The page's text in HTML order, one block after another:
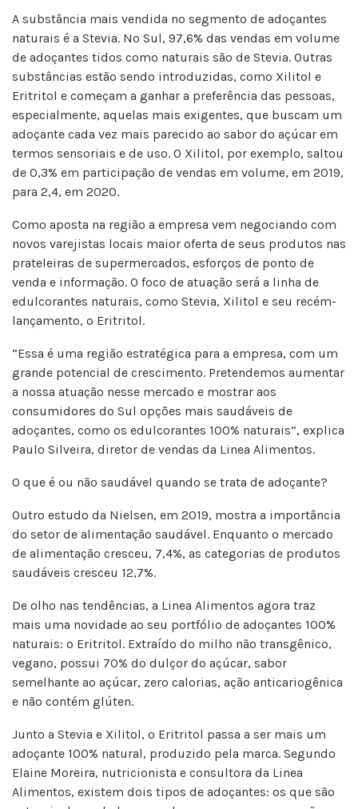
A substância mais vendida no segmento de adoçantes
naturais é a Stevia. No Sul, 97,6% das vendas em volume
de adoçantes tidos como naturais são de Stevia. Outras
substâncias estão sendo introduzidas, como Xilitol e
Eritritol e começam a ganhar a preferência das pessoas,
especialmente, aquelas mais exigentes, que buscam um
adoçante cada vez mais parecido ao sabor do açúcar em
termos sensoriais e de uso. O Xilitol, por exemplo, saltou
de 0,3% em participação de vendas em volume, em 2019,
para 2,4, em 2020.
Como aposta na região a empresa vem negociando com
novos varejistas locais maior oferta de seus produtos nas
prateleiras de supermercados, esforços de ponto de
venda e informação. O foco de atuação será a linha de
edulcorantes naturais, como Stevia, Xilitol e seu recém-
lançamento, o Eritritol.
“Essa é uma região estratégica para a empresa, com um
grande potencial de crescimento. Pretendemos aumentar
a nossa atuação nesse mercado e mostrar aos
consumidores do Sul opções mais saudáveis de
adoçantes, como os edulcorantes 100% naturais”, explica
Paulo Silveira, diretor de vendas da Linea Alimentos.
O que é ou não saudável quando se trata de adoçante?
Outro estudo da Nielsen, em 2019, mostra a importância
do setor de alimentação saudável. Enquanto o mercado
de alimentação cresceu, 7,4%, as categorias de produtos
saudáveis cresceu 12,7%.
De olho nas tendências, a Linea Alimentos agora traz
mais uma novidade ao seu portfólio de adoçantes 100%
naturais: o Eritritol. Extraído do milho não transgênico,
vegano, possui 70% do dulçor do açúcar, sabor
semelhante ao açúcar, zero calorias, ação anticariogênica
e não contém glúten.
Junto a Stevia e Xilitol, o Eritritol passa a ser mais um
adoçante 100% natural, produzido pela marca. Segundo
Elaine Moreira, nutricionista e consultora da Linea
Alimentos, existem dois tipos de adoçantes: os que são